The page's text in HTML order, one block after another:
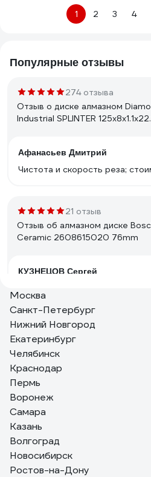
1 2 3 4
Популярные отзывы
274 отзыва
Отзыв о диске алмазном
Industrial SPLINTER
Афанасьев Дмитрий
Чистота и скорость реза;
21 отзыв
Отзыв об алмазном диске
Ceramic 2608615020 76mm
КУЗНЕЦОВ Сергей
157 отзывов
Отзыв об алмазном диске
Industrial 350х25.4 мм DIDC350
Андрей Филиппович
Москва
Санкт-Петербург
Нижний Новгород
Екатеринбург
Челябинск
Краснодар
Пермь
Воронеж
Самара
Казань
Волгоград
Новосибирск
Ростов-на-Дону